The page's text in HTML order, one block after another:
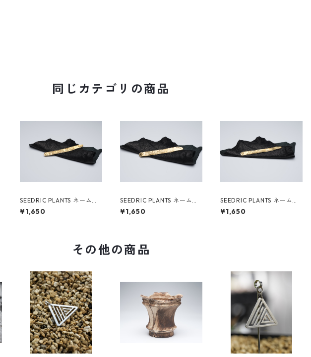
同じカテゴリの商品
SEEDRIC PLANTS ネームタ
グ NO.4（真鍮 日本製）
¥1,650
SEEDRIC PLANTS ネームタ
グ NO.3（真鍮 日本製）
¥1,650
SEEDRIC PLANTS ネームタ
グ NO.2（真鍮 日本製）
¥1,650
その他の商品